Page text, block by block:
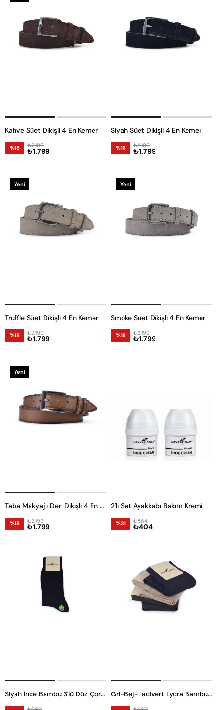
Kahve Süet Dikişli 4 En Kemer
%18 ₺1.799
₺2.199
Siyah Süet Dikişli 4 En Kemer
%18 ₺1.799
₺2.199
Truffle Süet Dikişli 4 En Kemer
%18 ₺1.799
₺2.199
Yeni
Smoke Süet Dikişli 4 En Kemer
%18 ₺1.799
₺2.199
Yeni
Taba Makyajlı Deri Dikişli 4 En Kemer
%18 ₺1.799
₺2.199
Yeni
2'li Set Ayakkabı Bakım Kremi
%31 ₺404
₺584
Siyah İnce Bambu 3'lü Düz Çorap Gri-Bej-Lacivert Lycra Bambu 3'lü Düz Çorap